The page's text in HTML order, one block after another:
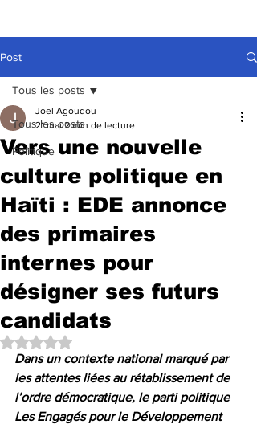
Post
Tous les posts
Politique
Tous les posts
Vers une nouvelle
culture politique en
Haïti : EDE annonce
des primaires
internes pour
désigner ses futurs
candidats
Joel Agoudou
21 mai 2 min de lecture
Noté NaN étoiles sur 5.
Dans un contexte national marqué par
les attentes liées au rétablissement de
l’ordre démocratique, le parti politique
Les Engagés pour le Développement